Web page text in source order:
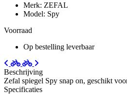
Merk: ZEFAL
Model: Spy
Voorraad
Op bestelling leverbaar
Beschrijving
Zefal spiegel Spy snap on, geschikt
Specificaties